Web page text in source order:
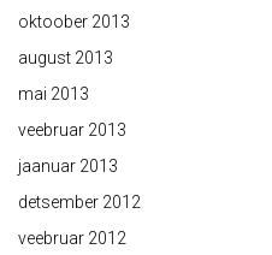
oktoober 2013
august 2013
mai 2013
veebruar 2013
jaanuar 2013
detsember 2012
veebruar 2012